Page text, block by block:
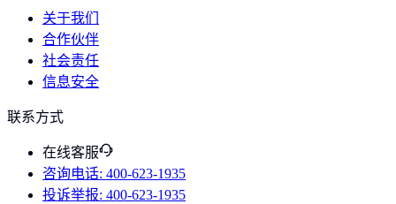
关于我们
合作伙伴
社会责任
信息安全
联系方式
在线客服
咨询电话: 400-623-1935
投诉举报: 400-623-1935